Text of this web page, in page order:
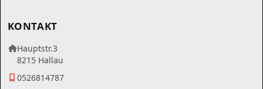
KONTAKT
Hauptstr.3
8215 Hallau
0526814787